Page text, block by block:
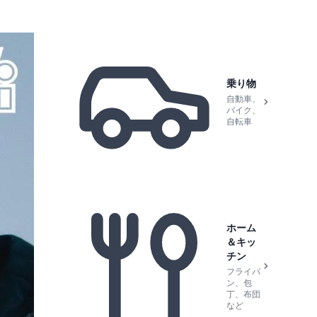
乗り物
自動車、
バイク、
自転車
ホーム
＆キッ
チン
フライパ
ン、包
丁、布団
など